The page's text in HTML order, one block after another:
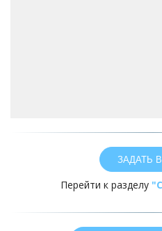
ЗАДАТЬ
Перейти к разделу